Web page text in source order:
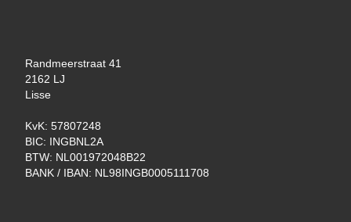
Randmeerstraat 41
2162 LJ
Lisse
KvK: 57807248
BIC: INGBNL2A
BTW: NL001972048B22
BANK / IBAN: NL98INGB0005111708